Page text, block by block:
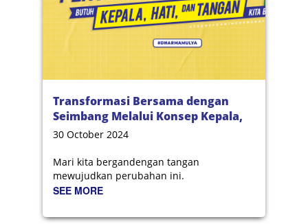
Transformasi Bersama dengan
Seimbang Melalui Konsep Kepala,
Hati, dan Tangan
30 October 2024
Mari kita bergandengan tangan
mewujudkan perubahan ini.
SEE MORE